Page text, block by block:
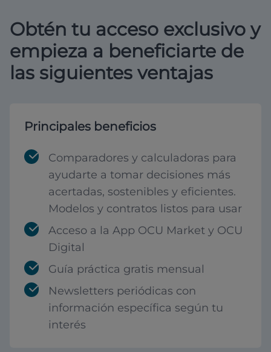
Obtén tu acceso exclusivo y
empieza a beneficiarte de
las siguientes ventajas
Principales beneficios
Comparadores y calculadoras para
ayudarte a tomar decisiones más
acertadas, sostenibles y eficientes.
Modelos y contratos listos para usar
Acceso a la App OCU Market y OCU
Digital
Guía práctica gratis mensual
Newsletters periódicas con
información específica según tu
interés